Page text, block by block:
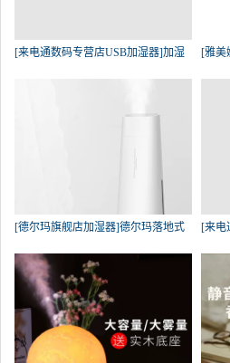
[来电通数码专营店USB加湿器]加湿 [雅美
[德尔玛旗舰店加湿器]德尔玛落地式 [来电